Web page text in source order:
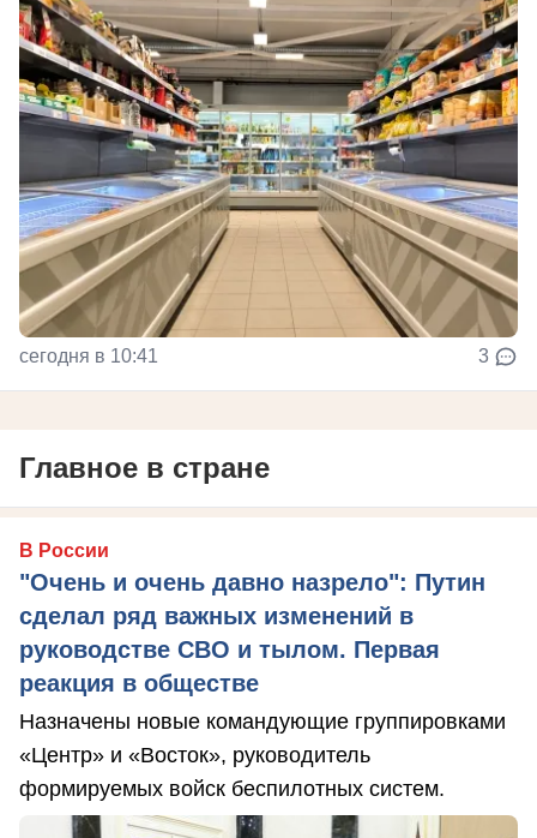
сегодня в 10:41 3
Главное в стране
В России
"Очень и очень давно назрело": Путин
сделал ряд важных изменений в
руководстве СВО и тылом. Первая
реакция в обществе
Назначены новые командующие группировками
«Центр» и «Восток», руководитель
формируемых войск беспилотных систем.